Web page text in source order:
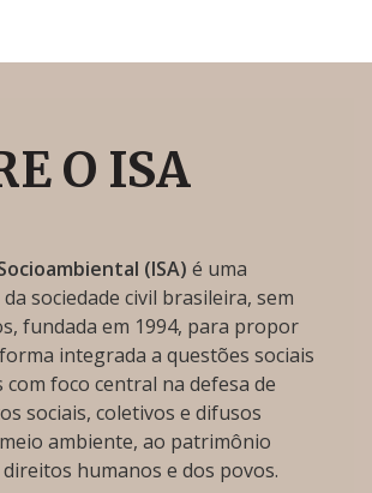
O ISA
(ISA) é uma
sociedade civil brasileira, sem
fundada em 1994, para propor
integrada a questões sociais
com foco central na defesa de
sociais, coletivos e difusos
ambiente, ao patrimônio
humanos e dos povos.